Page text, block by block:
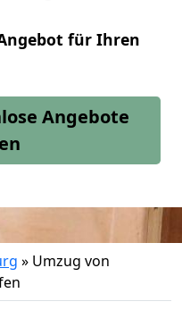
für Ihren
Angebote
» Umzug von